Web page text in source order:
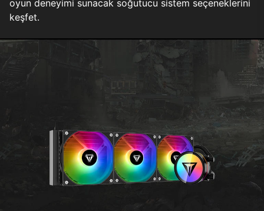
oyun deneyimi sunacak soğutucu sistem seçeneklerini
keşfet.